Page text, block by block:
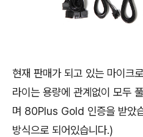
현재 판매가 되고 있는 마이크
라이는 용량에 관계없이 모두
며 80Plus Gold 인증을 받았
방식으로 되어있습니다.)